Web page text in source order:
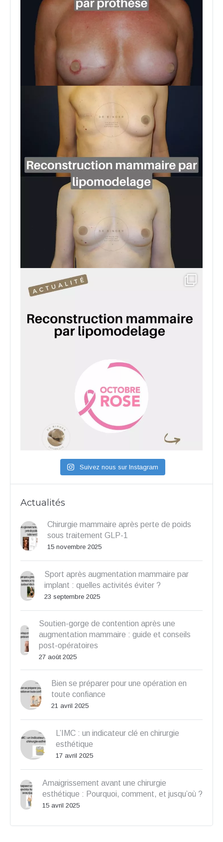
Suivez nous sur Instagram
Actualités
Chirurgie mammaire après perte de poids
sous traitement GLP-1
15 novembre 2025
Sport après augmentation mammaire par
implant : quelles activités éviter ?
23 septembre 2025
Soutien-gorge de contention après une
augmentation mammaire : guide et conseils
post-opératoires
27 août 2025
Bien se préparer pour une opération en
toute confiance
21 avril 2025
L’IMC : un indicateur clé en chirurgie
esthétique
17 avril 2025
Amaigrissement avant une chirurgie
esthétique : Pourquoi, comment, et jusqu’où ?
15 avril 2025